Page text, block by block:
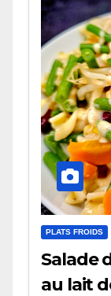
PLATS FROIDS
Salade
au lait